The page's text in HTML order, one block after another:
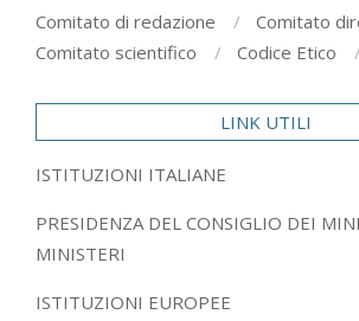
Comitato di redazione
Comitato
Comitato scientifico
Codice Etico
LINK UTILI
ISTITUZIONI ITALIANE
PRESIDENZA DEL CONSIGLIO DEI
MINISTERI
ISTITUZIONI EUROPEE